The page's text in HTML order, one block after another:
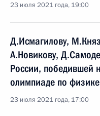
23 июля 2021 года, 19:00
Д.Исмагилову,
А.Новикову,
России, победившей
олимпиаде по физике
23 июля 2021 года, 17:00